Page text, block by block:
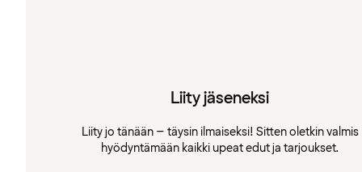
Liity jäseneksi
Liity jo tänään – täysin ilmaiseksi! Sitten oletkin valmis
hyödyntämään kaikki upeat edut ja tarjoukset.